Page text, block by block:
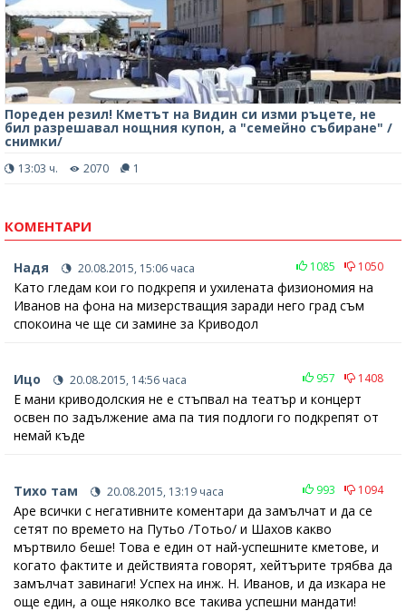
Пореден резил! Кметът на Видин си изми ръцете, не
бил разрешавал нощния купон, а "семейно събиране" /
снимки/
13:03 ч. 2070 1
КОМЕНТАРИ
Надя 20.08.2015, 15:06 часа 1085 1050
Като гледам кои го подкрепя и ухилената физиономия на
Иванов на фона на мизерстващия заради него град съм
спокоина че ще си замине за Криводол
Ицо 20.08.2015, 14:56 часа 957 1408
Е мани криводолския не е стъпвал на театър и концерт
освен по задължение ама па тия подлоги го подкрепят от
немай къде
Тихо там 20.08.2015, 13:19 часа 993 1094
Аре всички с негативните коментари да замълчат и да се
сетят по времето на Путьо /Тотьо/ и Шахов какво
мъртвило беше! Това е един от най-успешните кметове, и
когато фактите и действията говорят, хейтърите трябва да
замълчат завинаги! Успех на инж. Н. Иванов, и да изкара не
още един, а още няколко все такива успешни мандати!